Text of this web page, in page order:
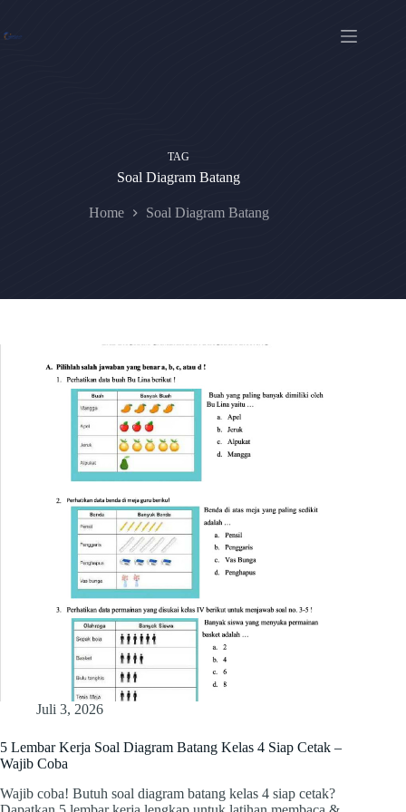
content
TAG
Soal Diagram Batang
Home Soal Diagram Batang
Juli 3, 2026
5 Lembar Kerja Soal Diagram Batang Kelas 4 Siap Cetak –
Wajib Coba
Wajib coba! Butuh soal diagram batang kelas 4 siap cetak?